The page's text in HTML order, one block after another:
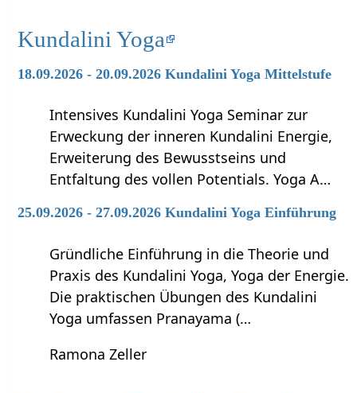
Kundalini Yoga
18.09.2026 - 20.09.2026 Kundalini Yoga Mittelstufe
Intensives Kundalini Yoga Seminar zur
Erweckung der inneren Kundalini Energie,
Erweiterung des Bewusstseins und
Entfaltung des vollen Potentials. Yoga A…
25.09.2026 - 27.09.2026 Kundalini Yoga Einführung
Gründliche Einführung in die Theorie und
Praxis des Kundalini Yoga, Yoga der Energie.
Die praktischen Übungen des Kundalini
Yoga umfassen Pranayama (…
Ramona Zeller